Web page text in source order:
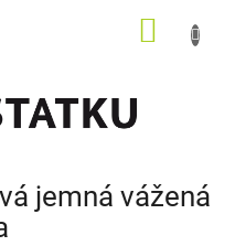
jemná vážená